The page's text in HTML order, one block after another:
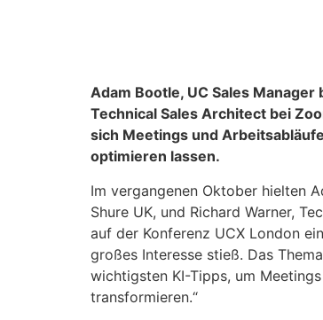
Adam Bootle, UC Sales Manager
Technical Sales Architect bei
sich Meetings und
optimieren lassen.
Im vergangenen Oktober hielten
Shure UK, und Richard Warner,
auf der Konferenz UCX London
großes Interesse stieß. Das
wichtigsten KI-Tipps, um
transformieren.“